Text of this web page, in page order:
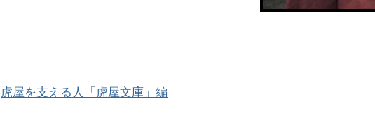
虎屋を支える人「虎屋文庫」編